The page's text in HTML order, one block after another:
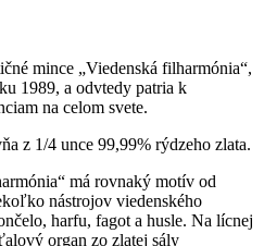
mince „Viedenská filharmónia“,
1989, a odvtedy patria k
na celom svete.
z 1/4 unce 99,99% rýdzeho zlata.
má rovnaký motív od
nástrojov viedenského
harfu, fagot a husle. Na lícnej
organ zo zlatej sály